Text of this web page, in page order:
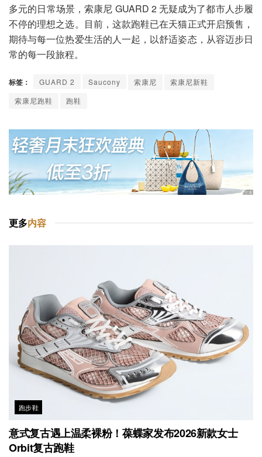
多元的日常场景，索康尼 GUARD 2 无疑成为了都市人步履
不停的理想之选。目前，这款跑鞋已在天猫正式开启预售，
期待与每一位热爱生活的人一起，以舒适姿态，从容迈步日
常的每一段旅程。
标签： GUARD 2 Saucony 索康尼
索康尼新鞋
索康尼跑鞋
跑鞋
更多内容
跑步鞋
意式复古遇上温柔裸粉！葆蝶家发布2026新款女士
Orbit复古跑鞋